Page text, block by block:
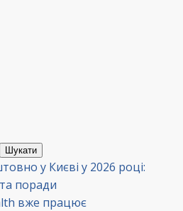
у Києві у 2026 році:
поради
вже працює